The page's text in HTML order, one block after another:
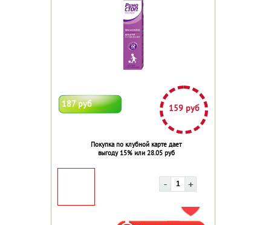
187 руб 159 руб
Покупка по клубной карте дает
выгоду 15% или 28.05 руб
ДОБАВИТЬ В ИЗБРАННОЕ